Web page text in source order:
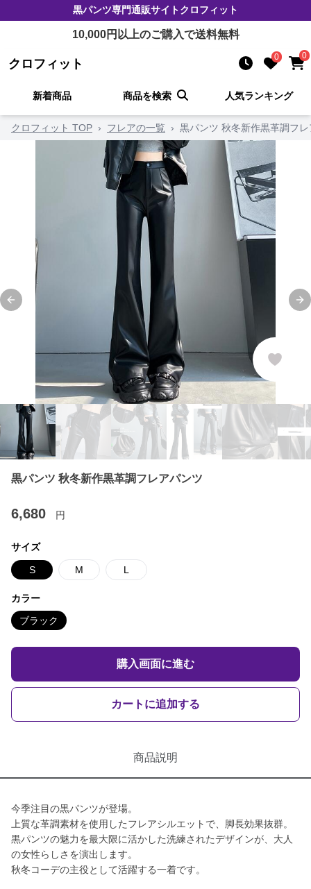
黒パンツ専門通販サイトクロフィット
10,000円以上のご購入で送料無料
クロフィット 0 0
新着商品 商品を検索 人気ランキング
クロフィット TOP › フレアの一覧 › 黒パンツ 秋冬新作黒革調フ
Previous slide
黒パンツ 秋冬新作黒革調フレアパンツ
6,680 円
サイズ
S M L
カラー
ブラック
購入画面に進む
カートに追加する
商品説明
今季注目の黒パンツが登場。
上質な革調素材を使用したフレアシルエットで、脚長効果抜群。
黒パンツの魅力を最大限に活かした洗練されたデザインが、大人
の女性らしさを演出します。
秋冬コーデの主役として活躍する一着です。